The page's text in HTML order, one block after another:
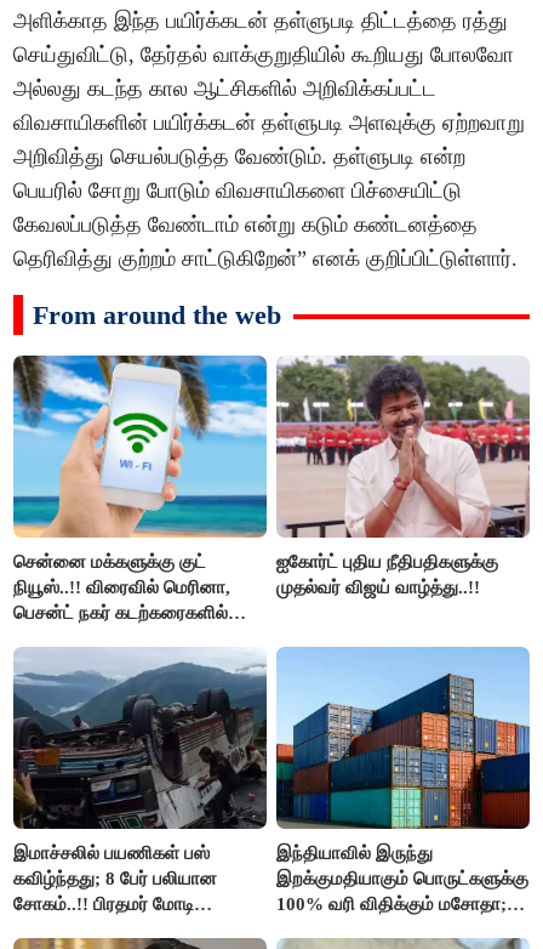
அளிக்காத இந்த பயிர்க்கடன் தள்ளுபடி திட்டத்தை ரத்து
செய்துவிட்டு, தேர்தல் வாக்குறுதியில் கூறியது போலவோ
அல்லது கடந்த கால ஆட்சிகளில் அறிவிக்கப்பட்ட
விவசாயிகளின் பயிர்க்கடன் தள்ளுபடி அளவுக்கு ஏற்றவாறு
அறிவித்து செயல்படுத்த வேண்டும். தள்ளுபடி என்ற
பெயரில் சோறு போடும் விவசாயிகளை பிச்சையிட்டு
கேவலப்படுத்த வேண்டாம் என்று கடும் கண்டனத்தை
தெரிவித்து குற்றம் சாட்டுகிறேன்” எனக் குறிப்பிட்டுள்ளார்.
From around the web
சென்னை மக்களுக்கு குட்
நியூஸ்..!! விரைவில் மெரினா,
பெசன்ட் நகர் கடற்கரைகளில்
ஐகோர்ட் புதிய நீதிபதிகளுக்கு
முதல்வர் விஜய் வாழ்த்து..!!
இமாச்சலில் பயணிகள் பஸ்
கவிழ்ந்தது; 8 பேர் பலியான
சோகம்..!! பிரதமர் மோடி
இந்தியாவில் இருந்து
இறக்குமதியாகும் பொருட்களுக்கு
100% வரி விதிக்கும் மசோதா;